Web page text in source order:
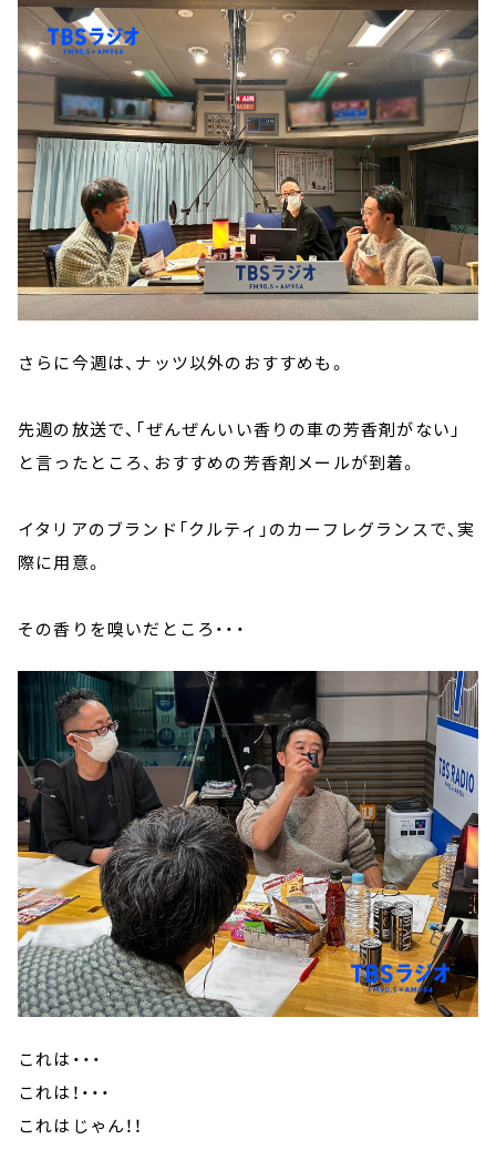
さらに今週は、ナッツ以外のおすすめも。
先週の放送で、「ぜんぜんいい香りの車の芳香剤がない」
と言ったところ、おすすめの芳香剤メールが到着。
イタリアのブランド「クルティ」のカーフレグランスで、実
際に用意。
その香りを嗅いだところ・・・
これは・・・
これは！・・・
これはじゃん！！